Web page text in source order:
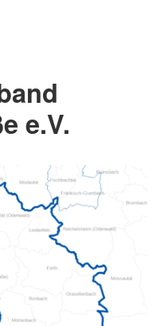
e.V.